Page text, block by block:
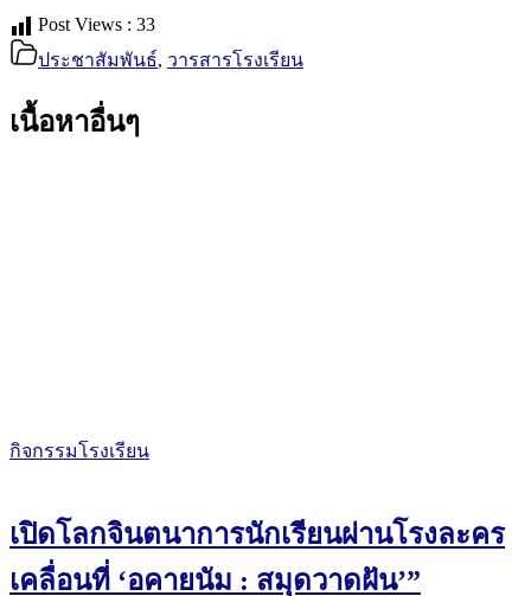
Post Views : 33
ประชาสัมพันธ์, วารสารโรงเรียน
เนื้อหาอื่นๆ
กิจกรรมโรงเรียน
เปิดโลกจินตนาการนักเรียนผ่านโรงละคร
เคลื่อนที่ ‘อคายนัม : สมุดวาดฝัน’”